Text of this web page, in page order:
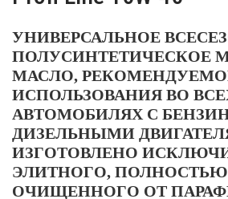
УНИВЕРСАЛЬНОЕ
ПОЛУСИНТЕТИЧЕСКОЕ
МАСЛО,
ИСПОЛЬЗОВАНИЯ ВО
АВТОМОБИЛЯХ С
ДИЗЕЛЬНЫМИ
ИЗГОТОВЛЕНО
ЭЛИТНОГО, ПОЛНОСТЬЮ
ОЧИЩЕННОГО ОТ